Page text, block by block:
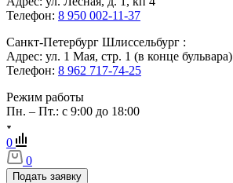
Телефон: 8 950 002-11-37
Санкт-Петербург Шлиссельбург :
Адрес: ул. 1 Мая, стр. 1 (в конце бульвара)
Телефон: 8 962 717-74-25
Режим работы
Пн. – Пт.: с 9:00 до 18:00
0
0
Подать заявку